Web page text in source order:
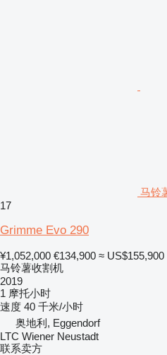
马铃
17
Grimme Evo 290
¥1,052,000 €134,900 ≈ US$155,900
马铃薯收割机
2019
1 摩托小时
速度 40 千米/小时
奥地利, Eggendorf
LTC Wiener Neustadt
联系卖方